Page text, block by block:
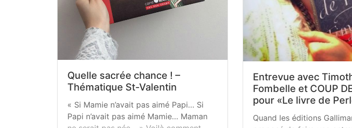
Quelle sacrée chance ! –
Thématique St-Valentin
« Si Mamie n’avait pas aimé Papi… Si
Papi n’avait pas aimé Mamie… Maman
Entrevue avec
Fombelle et COUP
pour «Le livre de
Quand les éditions